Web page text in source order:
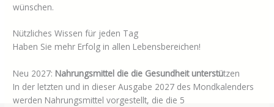
wünschen.
Nützliches Wissen für jeden Tag
Haben Sie mehr Erfolg in allen Lebensbereichen!
Neu 2027: Nahrungsmittel die die Gesundheit unterstützen
In der letzten und in dieser Ausgabe 2027 des Mondkalenders
werden Nahrungsmittel vorgestellt, die die 5